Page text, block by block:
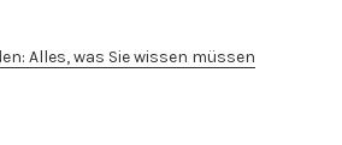
Alles, was Sie wissen müssen